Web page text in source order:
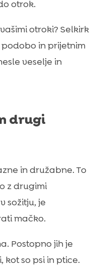
otrok.
otroki? Selkirk
in prijetnim
veselje in
drugi
in družabne. To
z drugimi
sožitju, je
mačko.
Postopno jih je
so psi in ptice.